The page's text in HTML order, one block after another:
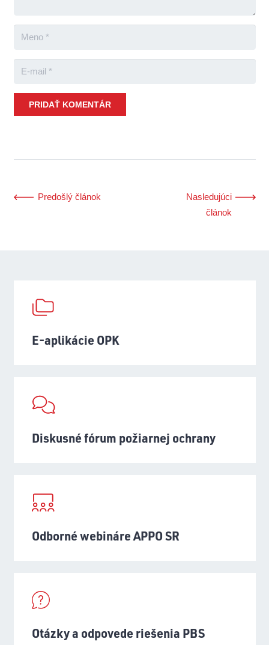
PRIDAŤ KOMENTÁR
Predošlý článok
Nasledujúci
článok
E-aplikácie OPK
Diskusné fórum požiarnej ochrany
Odborné webináre APPO SR
Otázky a odpovede riešenia PBS